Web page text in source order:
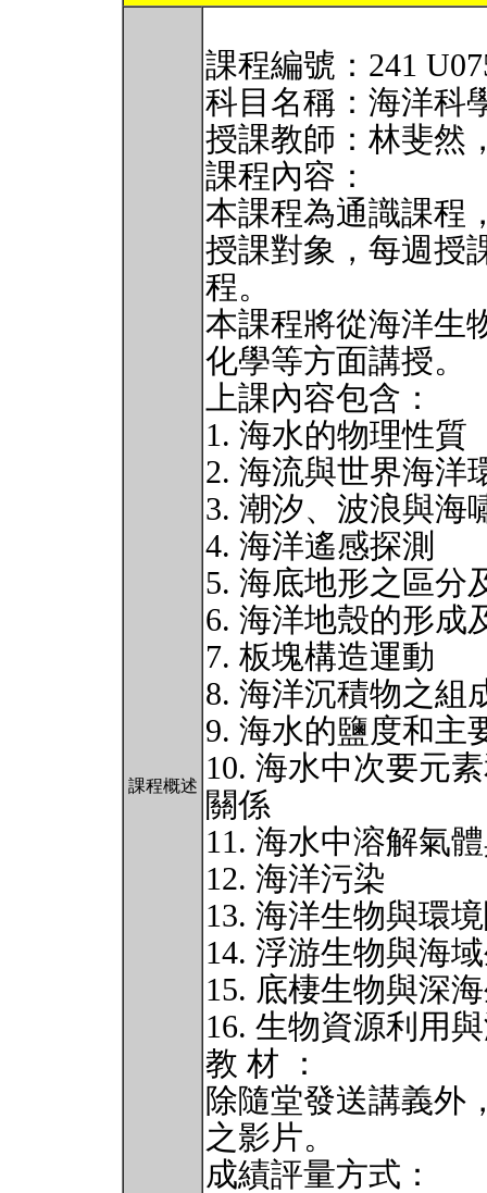
課程概述
課程編號：241
科目名稱：海洋科
授課教師：林斐然
課程內容：
本課程為通識課程
授課對象，每週授
程。
本課程將從海洋生
化學等方面講授。
上課內容包含：
1. 海水的物理性質
2. 海流與世界海洋
3. 潮汐、波浪與海
4. 海洋遙感探測
5. 海底地形之區分
6. 海洋地殼的形成
7. 板塊構造運動
8. 海洋沉積物之組
9. 海水的鹽度和主
10. 海水中次要元
關係
11. 海水中溶解氣
12. 海洋污染
13. 海洋生物與環
14. 浮游生物與海
15. 底棲生物與深
16. 生物資源利用
教 材 ：
除隨堂發送講義外
之影片。
成績評量方式：